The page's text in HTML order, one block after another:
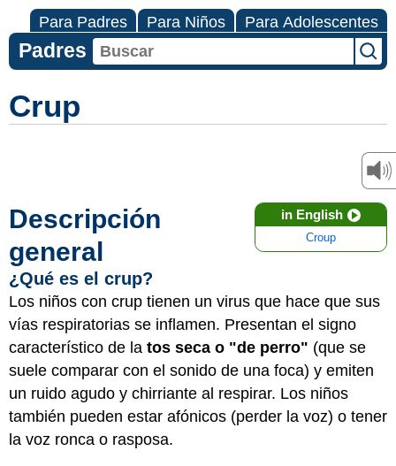
Para Padres Para Niños Para Adolescentes
Padres
Crup
in English
Croup
Descripción
general
¿Qué es el crup?
Los niños con crup tienen un virus que hace que sus
vías respiratorias se inflamen. Presentan el signo
característico de la tos seca o "de perro" (que se
suele comparar con el sonido de una foca) y emiten
un ruido agudo y chirriante al respirar. Los niños
también pueden estar afónicos (perder la voz) o tener
la voz ronca o rasposa.